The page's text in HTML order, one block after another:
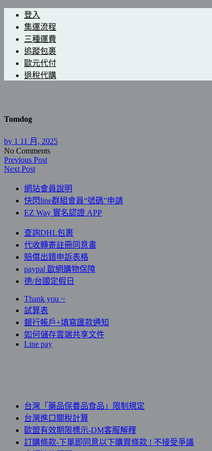
登入
集運流程
三種運費
追蹤包裹
歐元代付
退稅代購
Tomdog
by 1 11 月, 2025
No Comments
Previous Post
Next Post
網站會員說明
快閃line群組會員“號碼”申請
EZ Way 實名認證 APP
查詢DHL包裹
代收轉寄註冊同意書
賠償出錯申訴表格
paypal 歐網購物保障
德/台國定假日
Thank you ~
試算表
銀行帳戶+填寫匯款通知
如何儲存雲端共享文件
Line pay
台灣「藥品保養品食品」限制規定
台灣進口關稅計算
歐盟有效期限標示-DM客服解釋
訂購條款-下單即同意以下購買條款 ! 不接受爭議